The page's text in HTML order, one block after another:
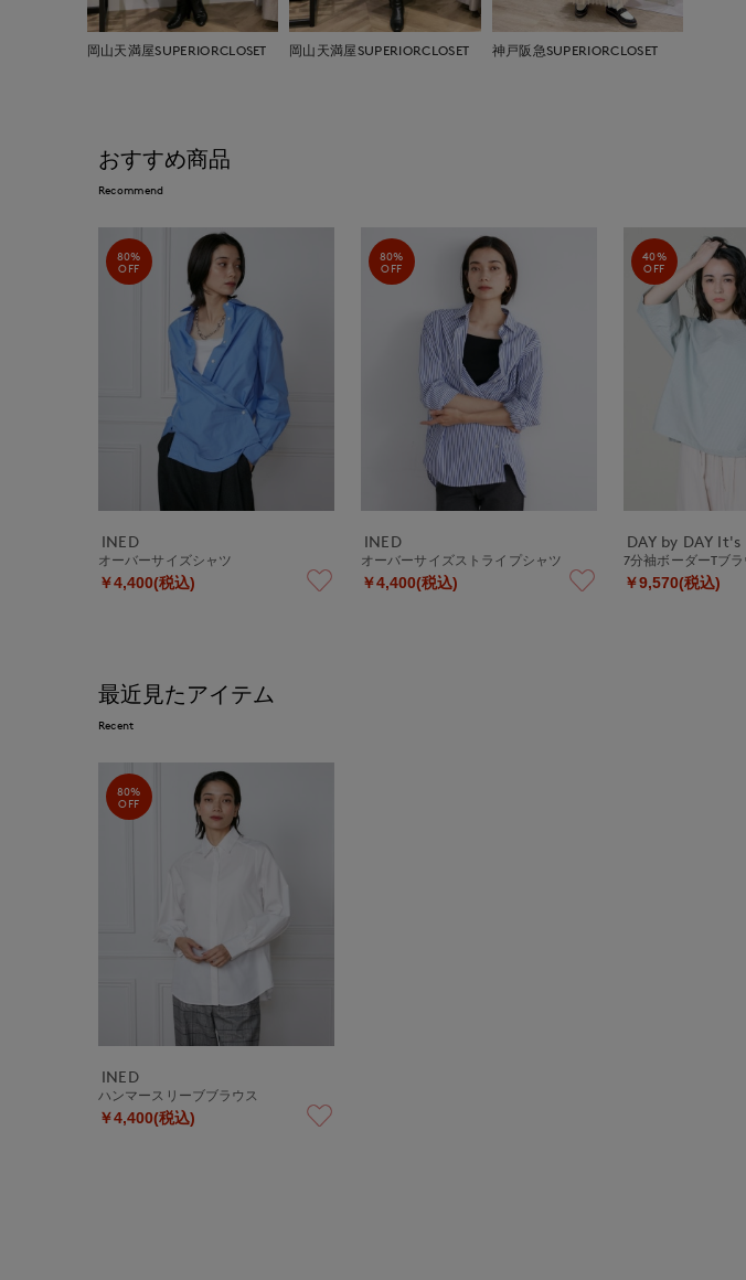
岡山天満屋SUPERIORCLOSET 岡山天満屋SUPERIORCLOSET 神戸阪急SUPERIORCLOSET
おすすめ商品
Recommend
80%
OFF
INED
オーバーサイズシャツ
￥4,400(税込)
80%
OFF
INED
オーバーサイズストライプシャツ
￥4,400(税込)
40%
OFF
DAY by DAY
7分袖ボーダーTブラ
￥9,570(税込)
最近見たアイテム
Recent
80%
OFF
INED
ハンマースリーブブラウス
￥4,400(税込)